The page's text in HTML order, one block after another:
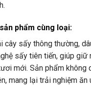
phẩm cùng loại:
cây sấy thông thường,
sấy tiên tiến, giúp giữ
mới. Sản phẩm không
mang lại trải nghiệm ăn